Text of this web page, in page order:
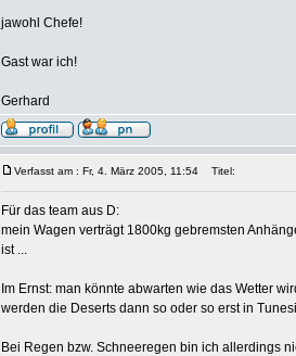
jawohl Chefe!
Gast war ich!
Gerhard
Verfasst am : Fr, 4. März 2005, 11:54 Titel:
Für das team aus D:
mein Wagen verträgt 1800kg gebremsten
ist ...
Im Ernst: man könnte abwarten wie das Wetter
werden die Deserts dann so oder so erst in
Bei Regen bzw. Schneeregen bin ich allerdings